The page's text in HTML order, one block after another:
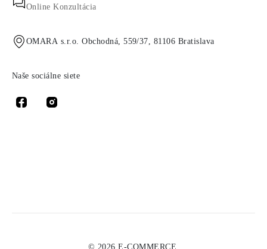
Online Konzultácia
OMARA s.r.o. Obchodná, 559/37, 81106 Bratislava
Naše sociálne siete
© 2026 E-COMMERCE